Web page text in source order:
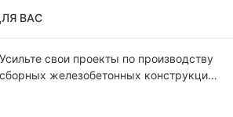
ВАС
Усильте свои проекты по производству
сборных железобетонных конструкций